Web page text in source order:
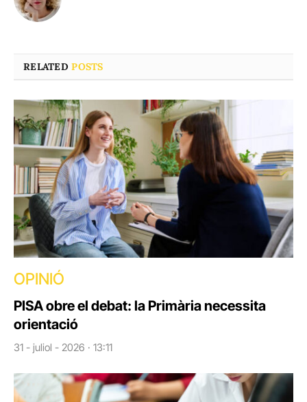
RELATEDPOSTS
OPINIÓ
PISA obre el debat: la Primària necessita
orientació
31 - juliol - 2026 · 13:11